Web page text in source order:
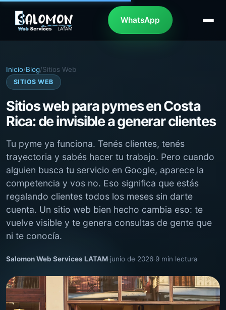
WhatsApp
Inicio/Blog/Sitios Web
SITIOS WEB
Sitios web para pymes en Costa
Rica: de invisible a generar clientes
Tu pyme ya funciona. Tenés clientes, tenés
trayectoria y sabés hacer tu trabajo. Pero cuando
alguien busca tu servicio en Google, aparece la
competencia y vos no. Eso significa que estás
regalando clientes todos los meses sin darte
cuenta. Un sitio web bien hecho cambia eso: te
vuelve visible y te genera consultas de gente que
ni te conocía.
Salomon Web Services LATAM·junio de 2026·9 min lectura